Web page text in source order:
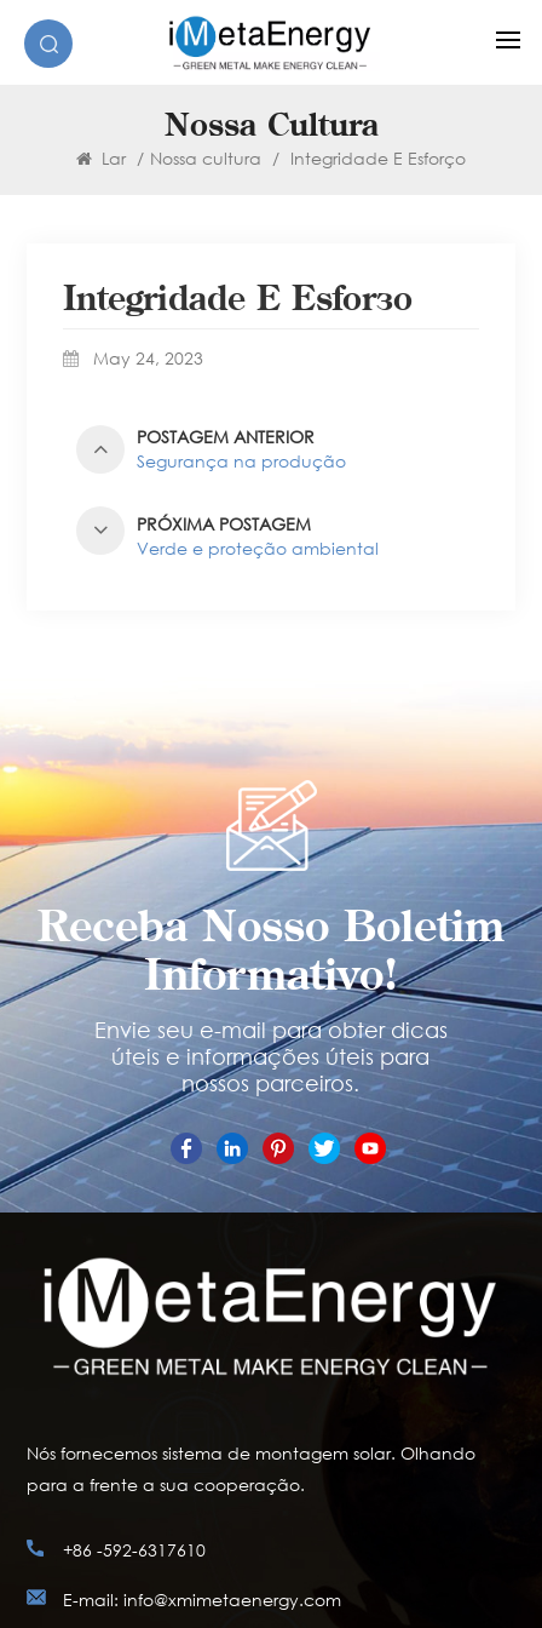
Nossa Cultura
Lar / Nossa cultura / Integridade E Esforço
Integridade E Esforço
May 24, 2023
POSTAGEM ANTERIOR
Segurança na produção
PRÓXIMA POSTAGEM
Verde e proteção ambiental
Receba Nosso Boletim
Informativo!
Envie seu e-mail para obter dicas
úteis e informações úteis para
nossos parceiros.
Nós fornecemos sistema de montagem solar. Olhando
para a frente a sua cooperação.
+86 -592-6317610
E-mail: info@xmimetaenergy.com